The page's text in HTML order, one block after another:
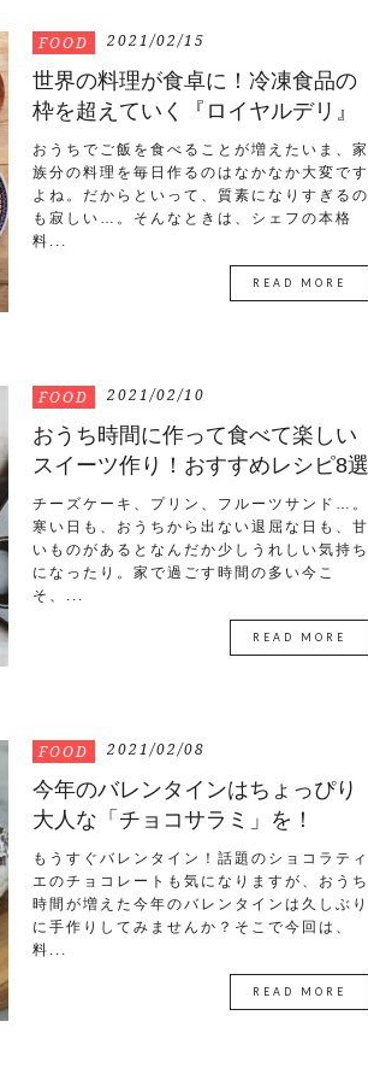
FOOD 2021/02/15
世界の料理が食卓に！冷凍食品の
枠を超えていく『ロイヤルデリ』
おうちでご飯を食べることが増えたいま、家
族分の料理を毎日作るのはなかなか大変です
よね。だからといって、質素になりすぎるの
も寂しい…。そんなときは、シェフの本格
料...
READ MORE
FOOD 2021/02/10
おうち時間に作って食べて楽しい
スイーツ作り！おすすめレシピ8選
チーズケーキ、プリン、フルーツサンド…。
寒い日も、おうちから出ない退屈な日も、甘
いものがあるとなんだか少しうれしい気持ち
になったり。家で過ごす時間の多い今こ
そ、...
READ MORE
FOOD 2021/02/08
今年のバレンタインはちょっぴり
大人な「チョコサラミ」を！
もうすぐバレンタイン！話題のショコラティ
エのチョコレートも気になりますが、おうち
時間が増えた今年のバレンタインは久しぶり
に手作りしてみませんか？そこで今回は、
料...
READ MORE